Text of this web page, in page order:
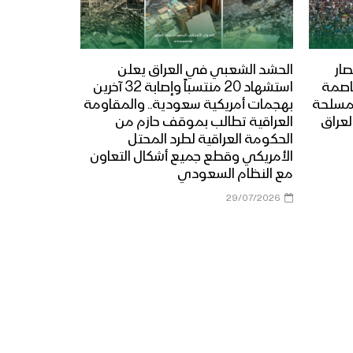
جيزان- مقابلات عيدية
للمرابطين في محور رازح
تعز – زيارة عيدية لأبناء ومشائخ
ومدراء مديريات المربع الغربي
إلى المرابطين في جبهات تعز
البيضاء – زيارة عيدية من قيادة
المنطقة العسكرية السابعة
الحشد الشعبي في العراق يعلن
استشهاد 20 منتسباً وإصابة 32 آخرين
بهجمات أمريكية سعودية.. والمقاومة
العراقية تطالب بموقف حازم من
الحكومة العراقية لطرد المحتل
الأمريكي وقطع جميع أشكال التعاون
مع النظام السعودي
29/07/2026